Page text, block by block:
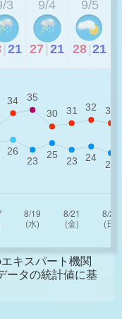
3
21
9/4
27 21
9/5
28 21
キスパート機関
ータの統計値に基